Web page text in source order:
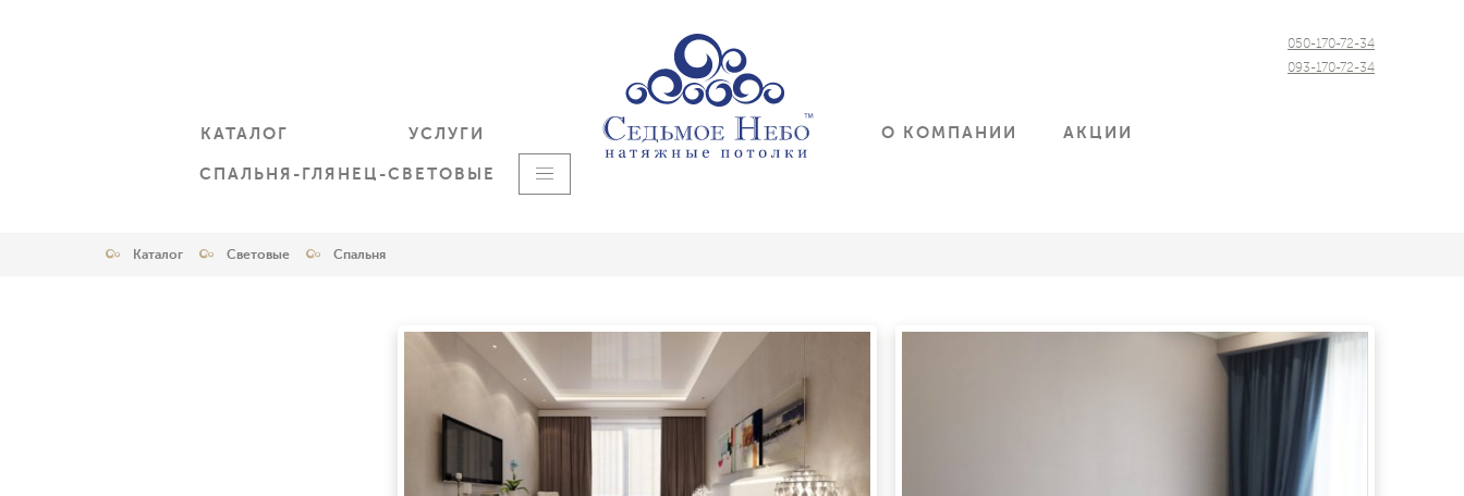
КАТАЛОГ УСЛУГИ О КОМПАНИИ АКЦИИ
СПАЛЬНЯ-ГЛЯНЕЦ-СВЕТОВЫЕ
050-170-72-34
093-170-72-34
Каталог Световые Спальня